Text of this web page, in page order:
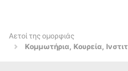
Αετοί της ομορφιάς
Κομμωτήρια, Κουρεία,